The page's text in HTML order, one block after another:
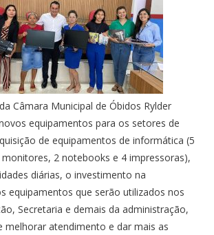
Câmara Municipal de Óbidos Rylder
equipamentos para os setores de
de equipamentos de informática (5
2 notebooks e 4 impressoras),
diárias, o investimento na
equipamentos que serão utilizados nos
Secretaria e demais da administração,
atendimento e dar mais as